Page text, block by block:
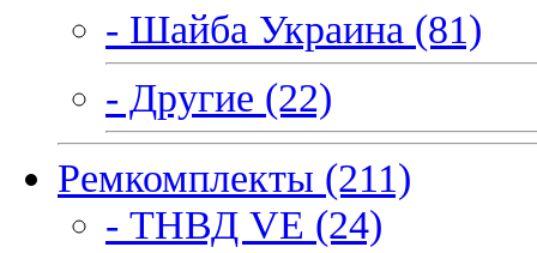
- Шайба Украина (81)
- Другие (22)
Ремкомплекты (211)
- ТНВД VE (24)